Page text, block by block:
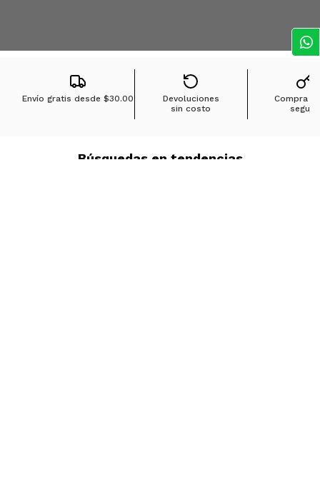
Envío gratis desde$30.00
Devoluciones
sin costo
Compra
segura
Búsquedas en tendencias